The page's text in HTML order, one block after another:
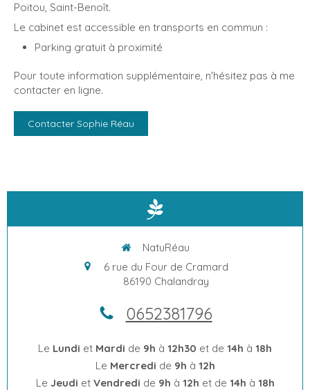
Poitou, Saint-Benoît.
Le cabinet est accessible en transports en commun :
Parking gratuit à proximité
Pour toute information supplémentaire, n'hésitez pas à me
contacter en ligne.
Contacter Sophie Réau
NatuRéau
6 rue du Four de Cramard
86190 Chalandray
0652381796
Le Lundi et Mardi de 9h à 12h30 et de 14h à 18h
Le Mercredi de 9h à 12h
Le Jeudi et Vendredi de 9h à 12h et de 14h à 18h